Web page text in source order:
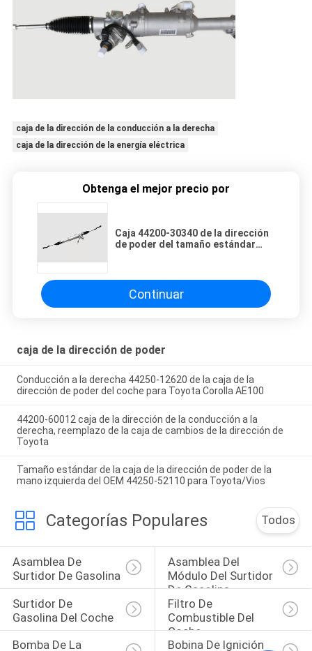
caja de la dirección de la conducción a la derecha
caja de la dirección de la energía eléctrica
Obtenga el mejor precio por
Caja 44200-30340 de la dirección
de poder del tamaño estándar
Continuar
caja de la dirección de poder
Conducción a la derecha 44250-12620 de la caja de la
dirección de poder del coche para Toyota Corolla AE100
44200-60012 caja de la dirección de la conducción a la
derecha, reemplazo de la caja de cambios de la dirección de
Toyota
Tamaño estándar de la caja de la dirección de poder de la
mano izquierda del OEM 44250-52110 para Toyota/Vios
Categorías Populares Todos
Asamblea De
Surtidor De Gasolina
Asamblea Del
Módulo Del Surtidor
De Gasolina
Surtidor De
Gasolina Del Coche
Filtro De
Combustible Del
Coche
Bomba De La
Bobina De Ignición